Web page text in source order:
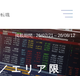
職
掲載期間 26/07/21～26/08/12
エリア限